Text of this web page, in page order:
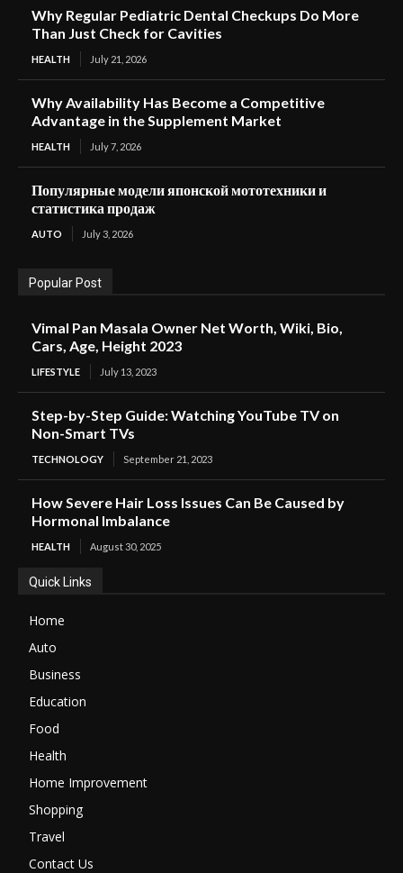
Why Regular Pediatric Dental Checkups Do More
Than Just Check for Cavities
HEALTH July 21, 2026
Why Availability Has Become a Competitive
Advantage in the Supplement Market
HEALTH July 7, 2026
Популярные модели японской мототехники и
статистика продаж
AUTO July 3, 2026
Popular Post
Vimal Pan Masala Owner Net Worth, Wiki, Bio,
Cars, Age, Height 2023
LIFESTYLE July 13, 2023
Step-by-Step Guide: Watching YouTube TV on
Non-Smart TVs
TECHNOLOGY September 21, 2023
How Severe Hair Loss Issues Can Be Caused by
Hormonal Imbalance
HEALTH August 30, 2025
Quick Links
Home
Auto
Business
Education
Food
Health
Home Improvement
Shopping
Travel
Contact Us